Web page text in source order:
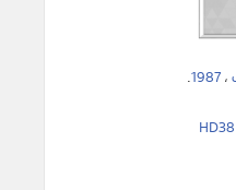
،1987
.